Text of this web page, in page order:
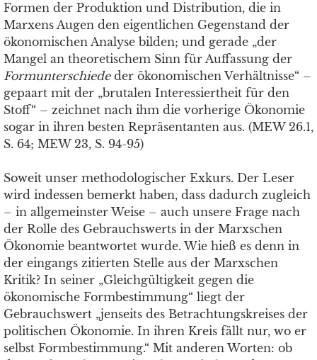
Formen der Produktion und Distribution, die in
Marxens Augen den eigentlichen Gegenstand der
ökonomischen Analyse bilden; und gerade „der
Mangel an theoretischem Sinn für Auffassung der
Formunterschiede der ökonomischen Verhältnisse“ –
gepaart mit der „brutalen Interessiertheit für den
Stoff“ – zeichnet nach ihm die vorherige Ökonomie
sogar in ihren besten Repräsentanten aus. (MEW 26.1,
S. 64; MEW 23, S. 94-95)
Soweit unser methodologischer Exkurs. Der Leser
wird indessen bemerkt haben, dass dadurch zugleich
– in allgemeinster Weise – auch unsere Frage nach
der Rolle des Gebrauchswerts in der Marxschen
Ökonomie beantwortet wurde. Wie hieß es denn in
der eingangs zitierten Stelle aus der Marxschen
Kritik? In seiner „Gleichgültigkeit gegen die
ökonomische Formbestimmung“ liegt der
Gebrauchswert „jenseits des Betrachtungskreises der
politischen Ökonomie. In ihren Kreis fällt nur, wo er
selbst Formbestimmung.“ Mit anderen Worten: ob